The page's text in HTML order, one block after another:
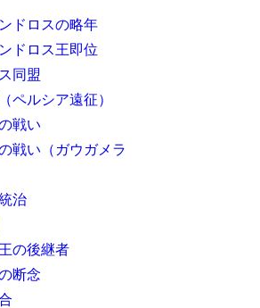
ドロスの略年
ドロス王即位
同盟
ペルシア遠征）
戦い
戦い（ガウガメラ
治
の後継者
断念